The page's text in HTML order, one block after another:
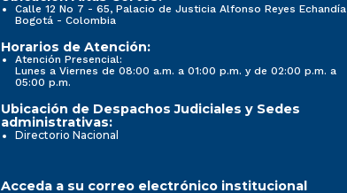
Calle 12 No 7 - 65, Palacio de Justicia Alfonso Reyes Echandía
Bogotá - Colombia
Horarios de Atención:
Atención Presencial:
Lunes a Viernes de 08:00 a.m. a 01:00 p.m. y de 02:00 p.m. a
05:00 p.m.
Ubicación de Despachos Judiciales y Sedes
administrativas:
Directorio Nacional
Acceda a su correo electrónico institucional